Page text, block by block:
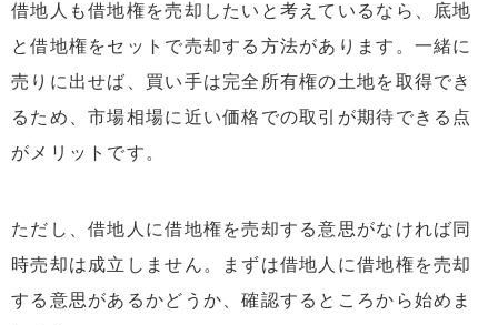
借地人も借地権を売却したいと考えているなら、底地
と借地権をセットで売却する方法があります。一緒に
売りに出せば、買い手は完全所有権の土地を取得でき
るため、市場相場に近い価格での取引が期待できる点
がメリットです。
ただし、借地人に借地権を売却する意思がなければ同
時売却は成立しません。まずは借地人に借地権を売却
する意思があるかどうか、確認するところから始めま